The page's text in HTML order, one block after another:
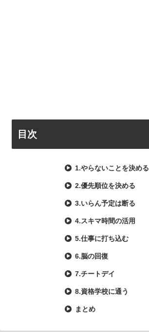
目次
1.やらないことを決める
2.優先順位を決める
3.いらん予定は断る
4.スキマ時間の活用
5.仕事に打ち込む
6.脳の回復
7.チートデイ
8.資格学校に通う
まとめ